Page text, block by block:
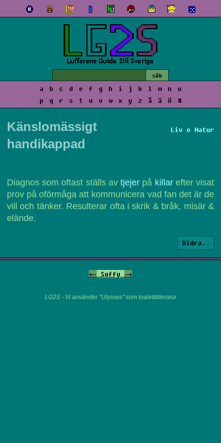
a b c d e f g h i j k l m n
o
p
q r s t u v w x y z å ä ö #
Liv o Natur
Känslomässigt
handikappad
Diagnos som oftast ställs avtjejer på killarefter visat
prov på oförmåga att kommunicera vad fan det är de
vill och tänker. Resulterar ofta i skrik & bråk, misär &
elände.
Bidra..
<- Soffy ->
LG2S - Vi använder "Ulysses" som toalettlitteratur